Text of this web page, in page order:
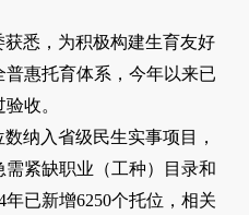
悉，为积极构建生育友好
惠托育体系，今年以来已
收。
纳入省级民生实事项目，
紧缺职业（工种）目录和
已新增6250个托位，相关